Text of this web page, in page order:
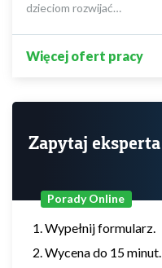
dzieciom rozwijać…
Więcej ofert pracy
Zapytaj eksperta
Porady Online
Wypełnij formularz.
Wycena do 15 minut.